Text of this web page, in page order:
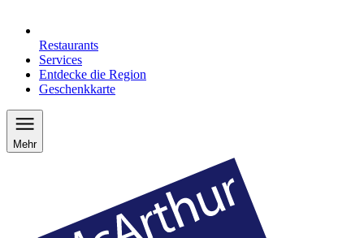
Restaurants
Services
Entdecke die Region
Geschenkkarte
Mehr